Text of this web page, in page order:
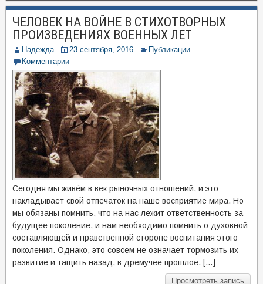
ЧЕЛОВЕК НА ВОЙНЕ В СТИХОТВОРНЫХ
ПРОИЗВЕДЕНИЯХ ВОЕННЫХ ЛЕТ
Надежда 23 сентября, 2016
Публикации
Комментарии
Сегодня мы живём в век рыночных отношений, и это
накладывает свой отпечаток на наше восприятие мира. Но
мы обязаны помнить, что на нас лежит ответственность за
будущее поколение, и нам необходимо помнить о духовной
составляющей и нравственной стороне воспитания этого
поколения. Однако, это совсем не означает тормозить их
развитие и тащить назад, в дремучее прошлое. […]
Просмотреть запись